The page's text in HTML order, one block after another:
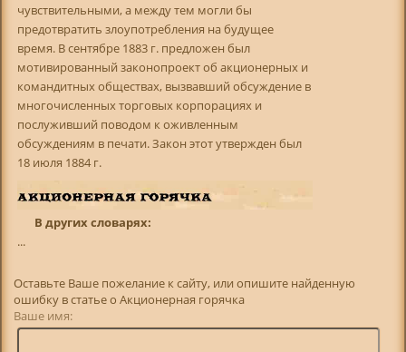
чувствительными, а между тем могли бы
предотвратить злоупотребления на будущее
время. В сентябре 1883 г. предложен был
мотивированный законопроект об акционерных и
командитных обществах, вызвавший обсуждение в
многочисленных торговых корпорациях и
послуживший поводом к оживленным
обсуждениям в печати. Закон этот утвержден был
18 июля 1884 г.
В других словарях:
...
Оставьте Ваше пожелание к сайту, или опишите найденную
ошибку в статье о Акционерная горячка
Ваше имя: